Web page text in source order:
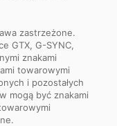
zastrzeżone.
GTX, G-SYNC,
znakami
towarowymi
i pozostałych
mogą być znakami